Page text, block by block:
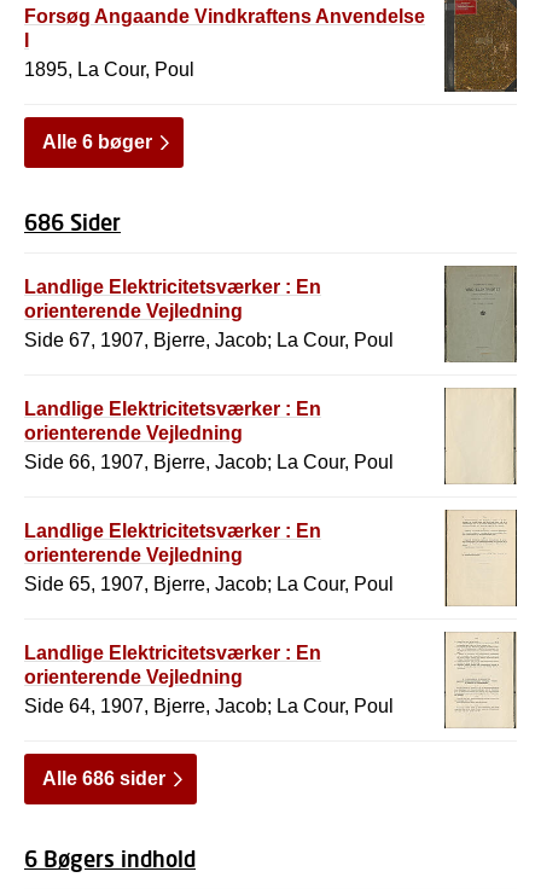
Forsøg Angaande Vindkraftens Anvendelse
1895, La Cour, Poul
Alle 6 bøger
686 Sider
Landlige Elektricitetsværker : En
orienterende Vejledning
Side 67, 1907, Bjerre, Jacob; La Cour, Poul
Landlige Elektricitetsværker : En
orienterende Vejledning
Side 66, 1907, Bjerre, Jacob; La Cour, Poul
Landlige Elektricitetsværker : En
orienterende Vejledning
Side 65, 1907, Bjerre, Jacob; La Cour, Poul
Landlige Elektricitetsværker : En
orienterende Vejledning
Side 64, 1907, Bjerre, Jacob; La Cour, Poul
Alle 686 sider
6 Bøgers indhold